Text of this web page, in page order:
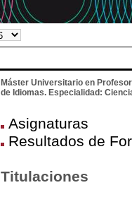
Máster Universitario en
de Idiomas. Especialidad:
Asignaturas
Resultados de
Titulaciones